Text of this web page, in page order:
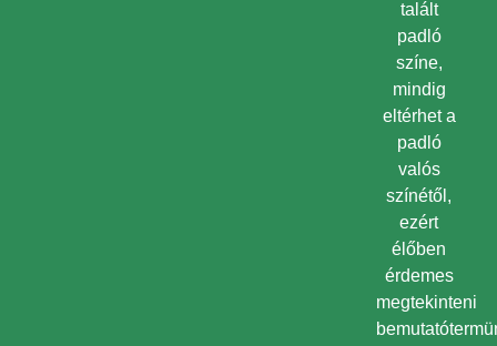
talált
padló
színe,
mindig
eltérhet a
padló
valós
színétől,
ezért
élőben
érdemes
megtekinteni